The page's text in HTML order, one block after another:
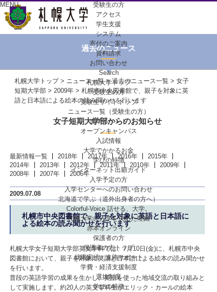
MENU
受験生の方
アクセス
学生支援
システム
寄付のご案内
資料請求
お問い合わせ
Search
札幌大学トップ
受験生の方
受験生サイトトップ
ニュース一覧（受験生の方）
進学イベント
オープンキャンパス
入試情報
大学でかかるお金
学びの特徴
インターネット出願ガイド
入学予定の方
入学センターへのお問い合わせ
北海道で学ぶ（道外出身者の方へ）
Colorful-Voice 話せる、大学。
札幌大学に入学を決めた理由
赤本オンライン
保護者の方
保護者の方トップ
就職実績・進路サポート
学費・経済支援制度
選抜制度
学びの特徴
過去のニュース
札幌大学トップ> ニュース一覧>過去のニュース一覧 > 女子
短期大学部 > 2009年 > 札幌市中央図書館で、親子を対象に英
語と日本語による絵本の読み聞かせを行います
女子短期大学部からのお知らせ
最新情報一覧 2018年 2017年 2016年
2015年
2014年
2013年 2012年 2011年 2010年
2009年
2008年
2007年 2006年
2009.07.08
札幌市中央図書館で、親子を対象に英語と日本語に
よる絵本の読み聞かせを行います
札幌大学女子短期大学部英文学科では、7月10日(金)に、札幌市中央
図書館において、親子を対象に英語と日本語による絵本の読み聞かせ
を行います。
普段の英語学習の成果を生かし、英語を使った地域交流の取り組みと
して実施します。約20人の英文学科生がエリック・カールの絵本